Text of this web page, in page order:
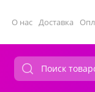
О нас Доставка